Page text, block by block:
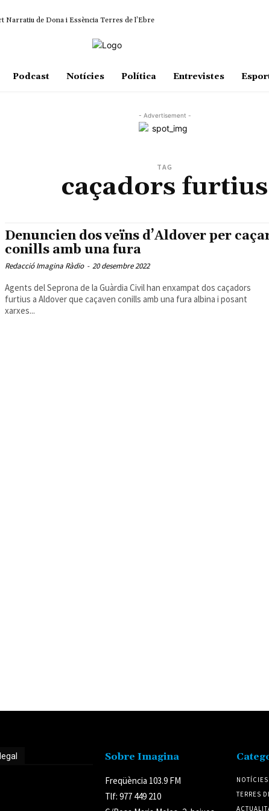
Narratiu de Dona i Essència Terres de l’Ebre
Podcast Notícies Política Entrevistes
- Advertisement -
TAG
caçadors furtius
Denuncien dos veïns d’Aldover per
conills amb una fura
Redacció Imagina Ràdio - 20 desembre 2022
Agents del Seprona de la Guàrdia Civil han enxampat dos caçadors
furtius a Aldover que caçaven conills amb una fura albina i posant
xarxes...
Sobre Imagina
Freqüència 103.9 FM
Tlf: 977 449 210
NOTÍCIES
TERRES